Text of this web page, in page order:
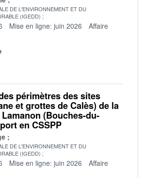
DE L'ENVIRONNEMENT ET DU
(IGEDD)
Mise en ligne: juin 2026
Affaire
périmètres des sites
et grottes de Calès) de la
(Bouches-du-
en CSSPP
DE L'ENVIRONNEMENT ET DU
(IGEDD)
Mise en ligne: juin 2026
Affaire